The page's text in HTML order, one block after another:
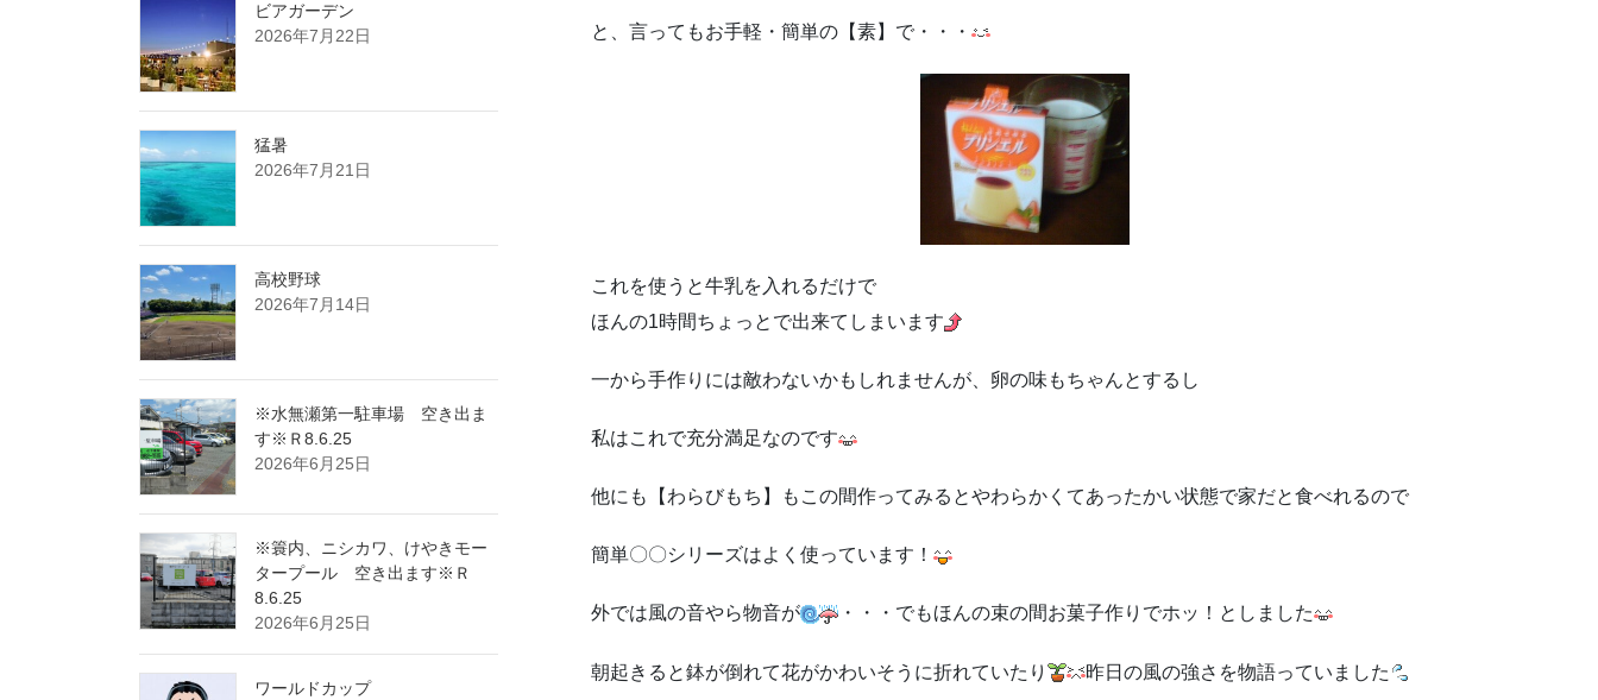
と、言ってもお手軽・簡単の【素】で・・・
これを使うと牛乳を入れるだけで
ほんの1時間ちょっとで出来てしまいます
一から手作りには敵わないかもしれませんが、卵の味もちゃんとするし
私はこれで充分満足なのです
他にも【わらびもち】もこの間作ってみるとやわらかくてあったかい状態で家だと食べれるので
簡単〇〇シリーズはよく使っています！
外では風の音やら物音が ・・・でもほんの束の間お菓子作りでホッ！としました
朝起きると鉢が倒れて花がかわいそうに折れていたり 昨日の風の強さを物語っていました
ビアガーデン
2026年7月22日
猛暑
2026年7月21日
高校野球
2026年7月14日
※水無瀬第一駐車場 空き出ま
す※Ｒ8.6.25
2026年6月25日
※簑内、ニシカワ、けやきモー
タープール 空き出ます※Ｒ
8.6.25
2026年6月25日
ワールドカップ